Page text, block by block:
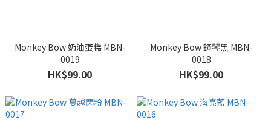
Monkey Bow 奶油蛋糕 MBN-
0019
HK$99.00
Monkey Bow 鋼琴黑 MBN-
0018
HK$99.00